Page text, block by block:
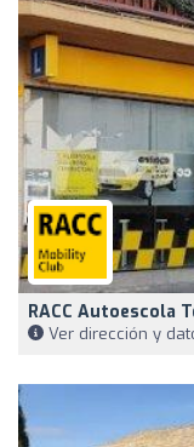
RACC Autoescola
Ver dirección y